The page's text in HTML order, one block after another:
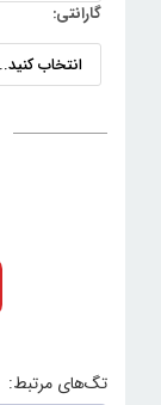
گارانتی: